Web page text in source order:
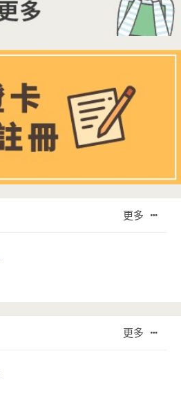
更多
更多